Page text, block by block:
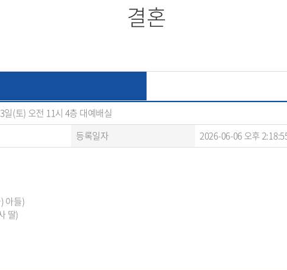
결혼
(토) 오전 11시 4층 대예배실
등록일자
2026-06-06 오후
아들)
딸)